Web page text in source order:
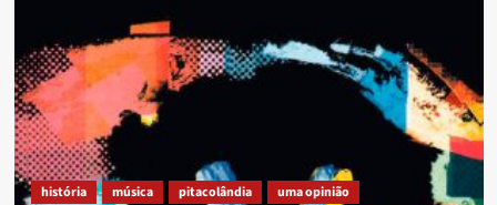
história música pitacolândia uma opinião